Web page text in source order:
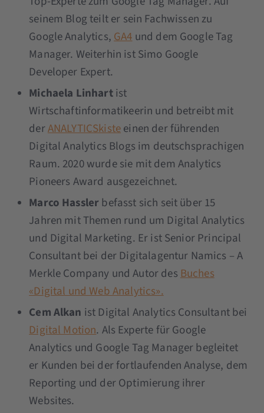
seinem Blog teilt er sein Fachwissen zu
Google Analytics,GA4und dem Google Tag
Manager. Weiterhin ist Simo Google
Developer Expert.
Michaela Linhartist
Wirtschaftinformatikeerin und betreibt mit
derANALYTICSkisteeinen der führenden
Digital Analytics Blogs im deutschsprachigen
Raum. 2020 wurde sie mit dem Analytics
Pioneers Award ausgezeichnet.
Marco Hassler befasst sich seit über 15
Jahren mit Themen rund um Digital Analytics
und Digital Marketing. Er ist Senior Principal
Consultant bei der Digitalagentur Namics – A
Merkle Company und Autor desBuches
«Digital und Web Analytics».
Cem Alkan ist Digital Analytics Consultant bei
Digital Motion. Als Experte für Google
Analytics und Google Tag Manager begleitet
er Kunden bei der fortlaufenden Analyse, dem
Reporting und der Optimierung ihrer
Websites.